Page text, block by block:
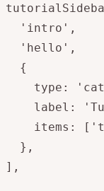
  'intro',
  'hello',
  {
type:
label:
items:
  },
],